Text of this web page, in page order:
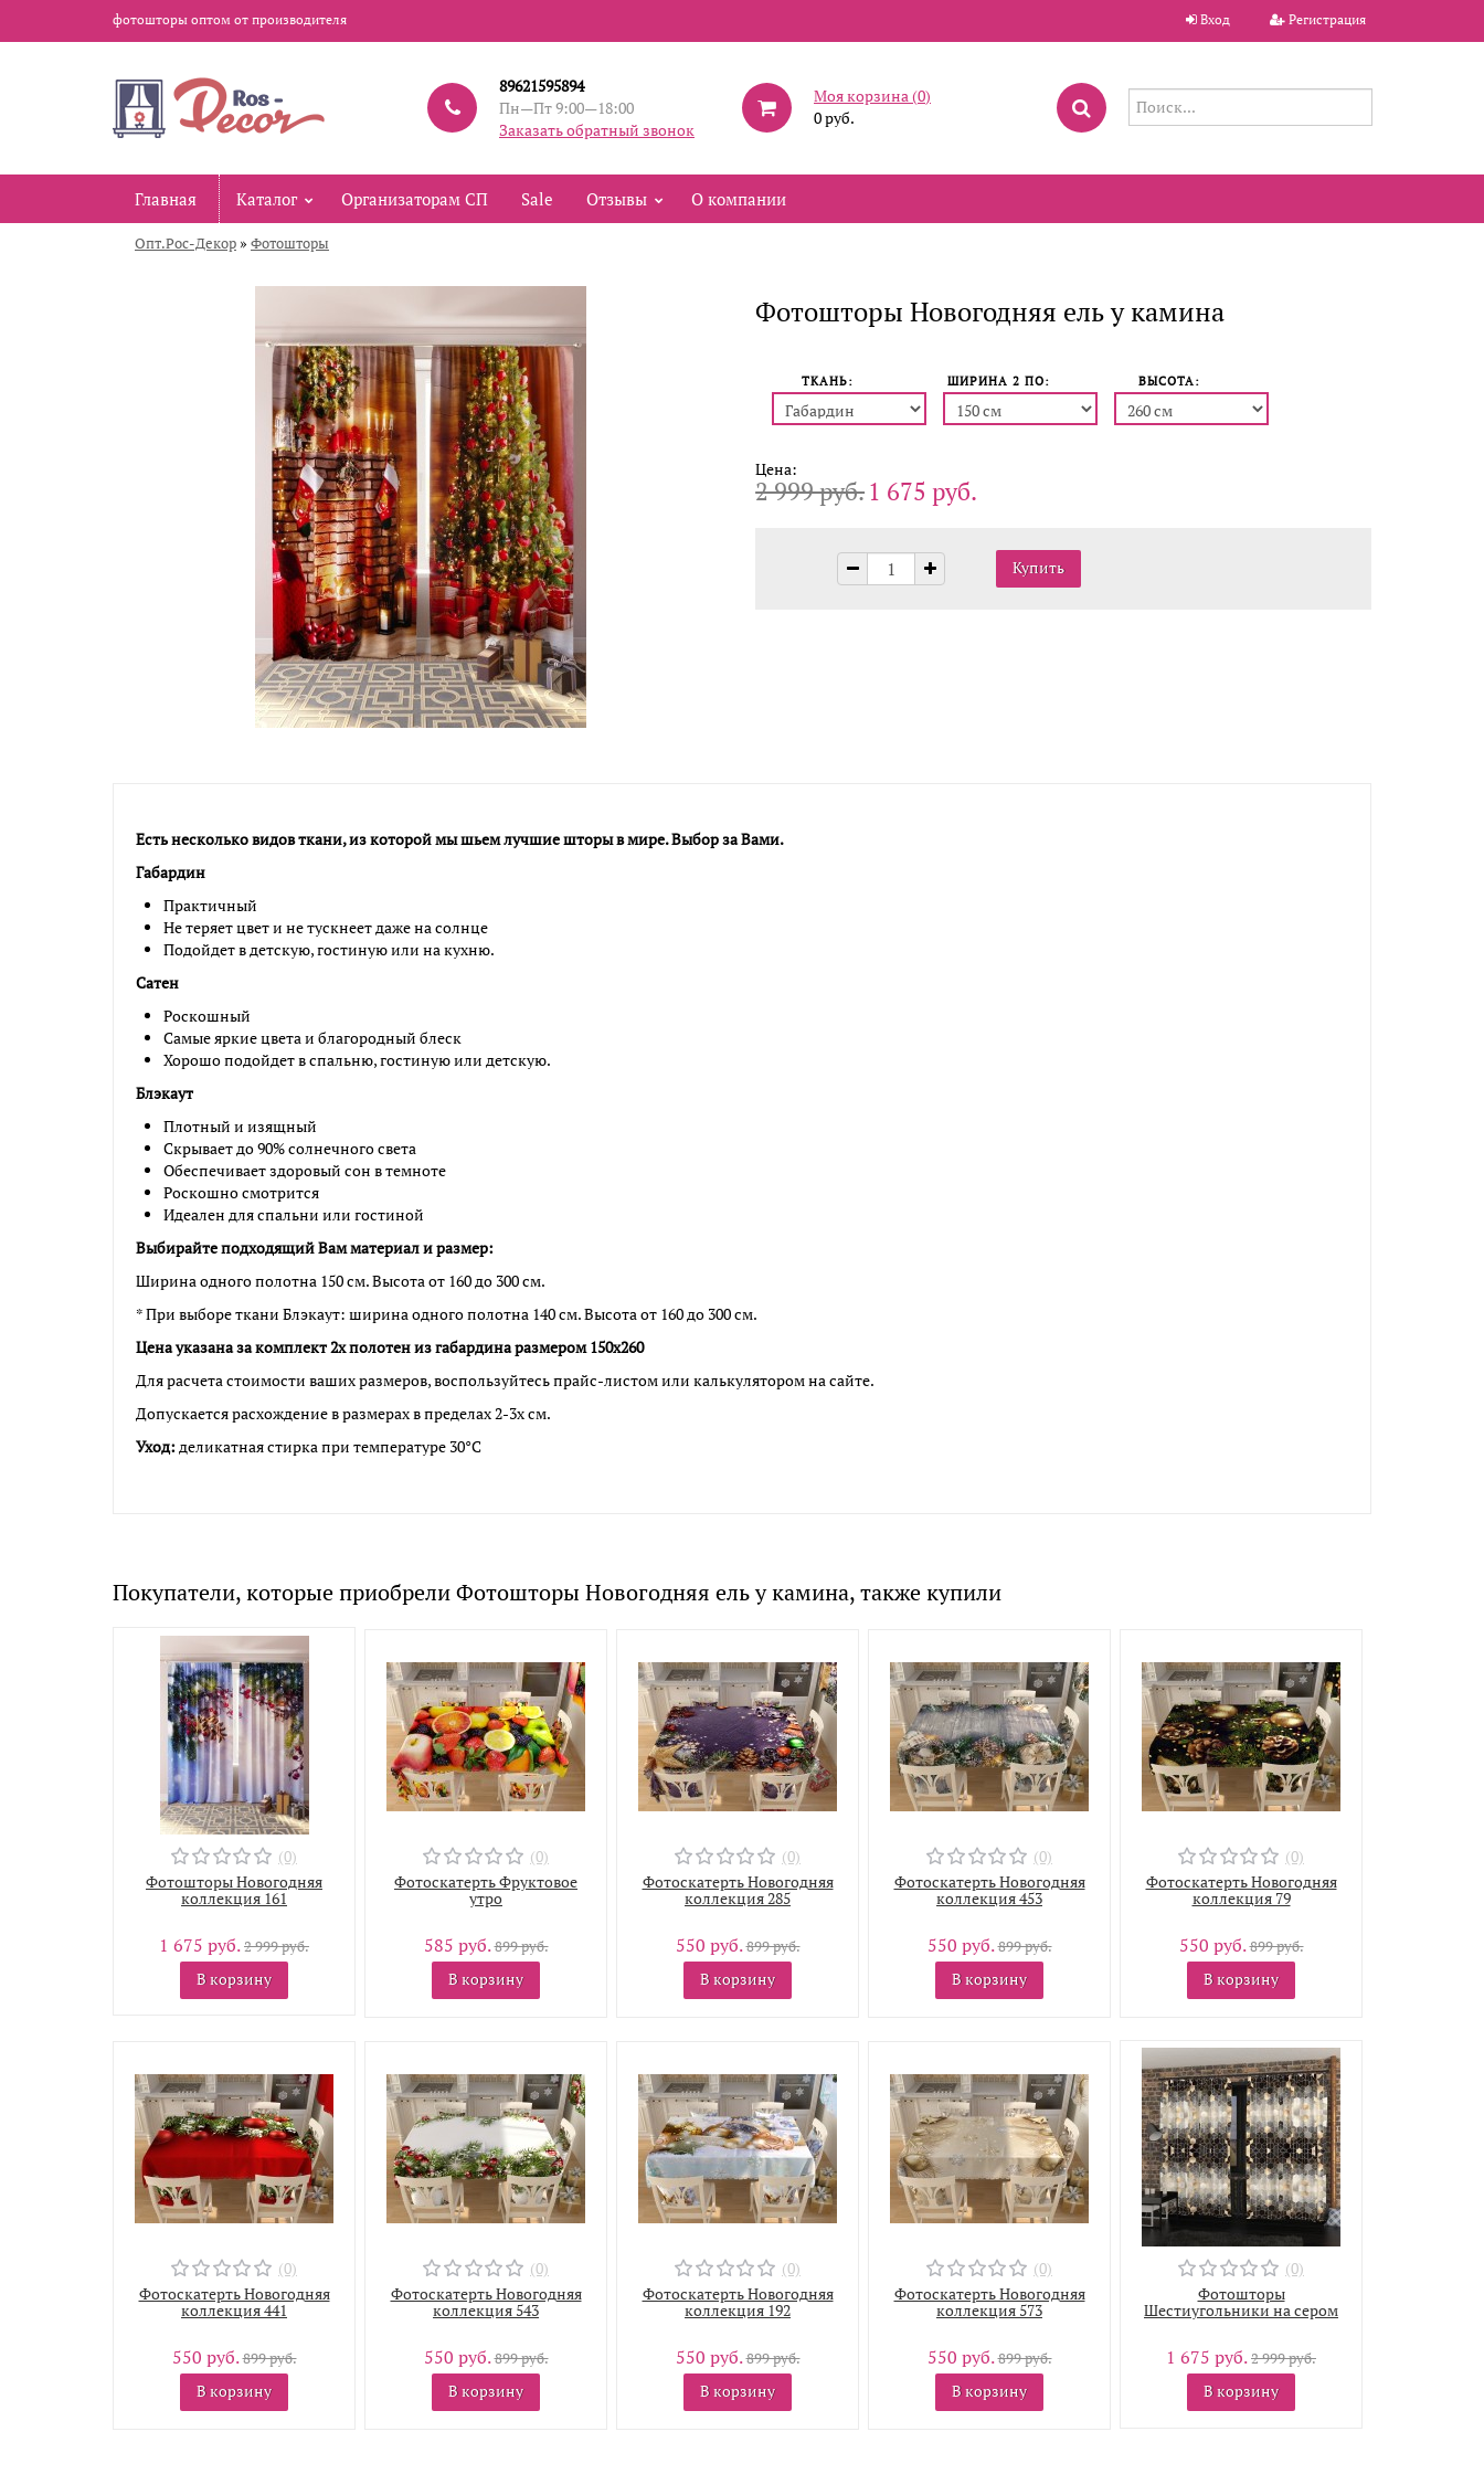
фотошторы оптом от производителя Вход Регистрация
89621595894
Пн—Пт 9:00—18:00
Заказать обратный звонок
Моя корзина (0)
0 руб.
Главная Каталог Организаторам СП Sale Отзывы О компании
Опт.Рос-Декор » Фотошторы
Фотошторы Новогодняя ель у камина
ТКАНЬ: ШИРИНА 2 ПO: ВЫСОТА:
Цена:
2 999 руб.1 675 руб.
Есть несколько видов ткани, из которой мы шьем лучшие шторы в мире. Выбор за Вами.
Габардин
Практичный
Не теряет цвет и не тускнеет даже на солнце
Подойдет в детскую, гостиную или на кухню.
Сатен
Роскошный
Самые яркие цвета и благородный блеск
Хорошо подойдет в спальню, гостиную или детскую.
Блэкаут
Плотный и изящный
Скрывает до 90% солнечного света
Обеспечивает здоровый сон в темноте
Роскошно смотрится
Идеален для спальни или гостиной
Выбирайте подходящий Вам материал и размер:
Ширина одного полотна 150 см. Высота от 160 до 300 см.
* При выборе ткани Блэкаут: ширина одного полотна 140 см. Высота от 160 до 300 см.
Цена указана за комплект 2х полотен из габардина размером 150х260
Для расчета стоимости ваших размеров, воспользуйтесь прайс-листом или калькулятором на сайте.
Допускается расхождение в размерах в пределах 2-3х см.
Уход: деликатная стирка при температуре 30°С
Покупатели, которые приобрели Фотошторы Новогодняя ель у камина, также купили
(0)
Фотошторы Новогодняя
коллекция 161
1 675 руб.2 999 руб.
В корзину
(0)
Фотоскатерть Фруктовое
утро
585 руб.899 руб.
В корзину
(0)
Фотоскатерть Новогодняя
коллекция 285
550 руб.899 руб.
В корзину
(0)
Фотоскатерть Новогодняя
коллекция 453
550 руб.899 руб.
В корзину
(0)
Фотоскатерть Новогодняя
коллекция 79
550 руб.899 руб.
В корзину
(0)
Фотоскатерть Новогодняя
коллекция 441
550 руб.899 руб.
В корзину
(0)
Фотоскатерть Новогодняя
коллекция 543
550 руб.899 руб.
В корзину
(0)
Фотоскатерть Новогодняя
коллекция 192
550 руб.899 руб.
В корзину
(0)
Фотоскатерть Новогодняя
коллекция 573
550 руб.899 руб.
В корзину
(0)
Фотошторы
Шестиугольники на сером
1 675 руб.2 999 руб.
В корзину